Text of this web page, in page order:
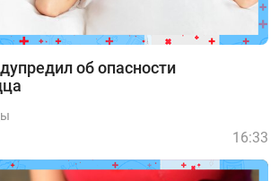
об опасности
16:33